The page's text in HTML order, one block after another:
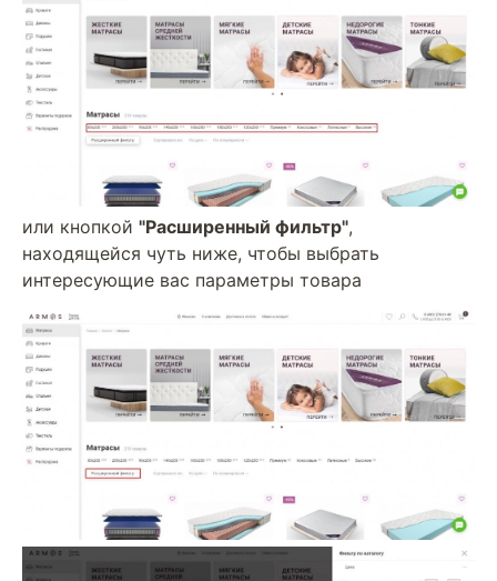
или кнопкой "Расширенный фильтр",
находящейся чуть ниже, чтобы выбрать
интересующие вас параметры товара